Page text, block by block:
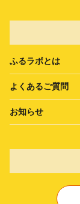
ふるラボとは
よくあるご質問
お知らせ